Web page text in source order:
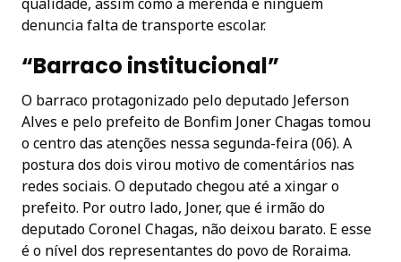
qualidade, assim como a merenda e ninguém
denuncia falta de transporte escolar.
“Barraco institucional”
O barraco protagonizado pelo deputado Jeferson
Alves e pelo prefeito de Bonfim Joner Chagas tomou
o centro das atenções nessa segunda-feira (06). A
postura dos dois virou motivo de comentários nas
redes sociais. O deputado chegou até a xingar o
prefeito. Por outro lado, Joner, que é irmão do
deputado Coronel Chagas, não deixou barato. E esse
é o nível dos representantes do povo de Roraima.